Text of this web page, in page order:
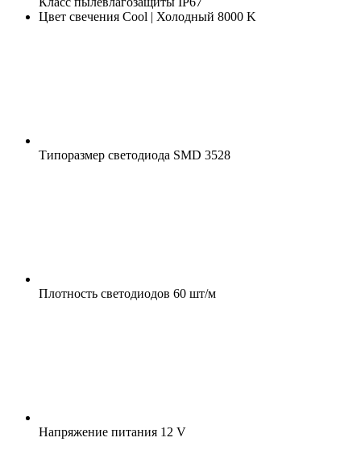
Цвет свечения Cool | Холодный 8000 K
Типоразмер светодиода SMD 3528
Плотность светодиодов 60 шт/м
Напряжение питания 12 V